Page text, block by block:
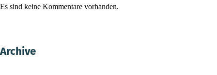
Es sind keine Kommentare vorhanden.
Archive